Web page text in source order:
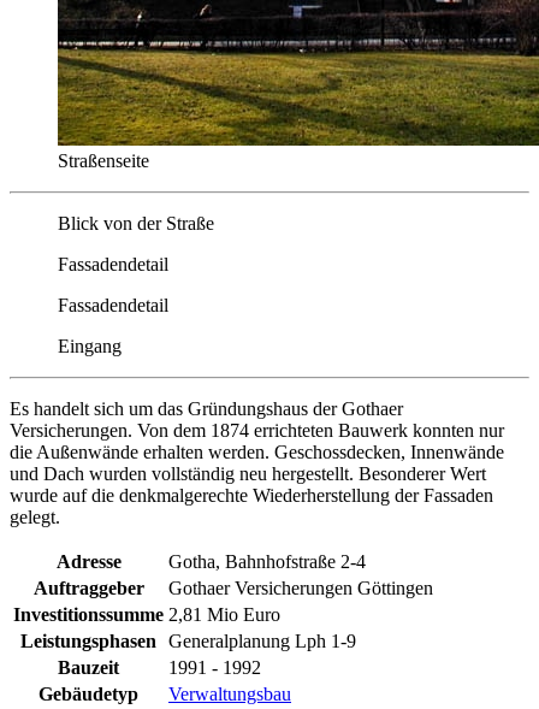
Straßenseite
Blick von der Straße
Fassadendetail
Fassadendetail
Eingang
Es handelt sich um das Gründungshaus der Gothaer
Versicherungen. Von dem 1874 errichteten Bauwerk konnten nur
die Außenwände erhalten werden. Geschossdecken, Innenwände
und Dach wurden vollständig neu hergestellt. Besonderer Wert
wurde auf die denkmalgerechte Wiederherstellung der Fassaden
gelegt.
Adresse
Gotha, Bahnhofstraße 2-4
Auftraggeber
Gothaer Versicherungen Göttingen
Investitionssumme 2,81 Mio Euro
Leistungsphasen
Generalplanung Lph 1-9
Bauzeit
1991 - 1992
Gebäudetyp
Verwaltungsbau